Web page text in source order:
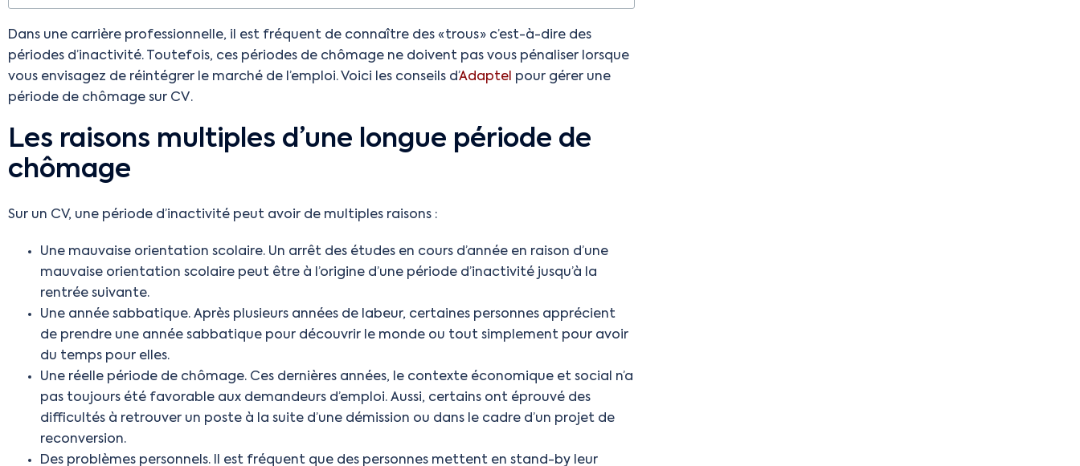
Dans une carrière professionnelle, il est fréquent de connaître des « trous » c’est-à-dire des
périodes d’inactivité. Toutefois, ces périodes de chômage ne doivent pas vous pénaliser lorsque
vous envisagez de réintégrer le marché de l’emploi. Voici les conseils d’Adaptel pour gérer une
période de chômage sur CV .
Les raisons multiples d’une longue période de
chômage
Sur un CV, une période d’inactivité peut avoir de multiples raisons :
Une mauvaise orientation scolaire. Un arrêt des études en cours d’année en raison d’une
mauvaise orientation scolaire peut être à l’origine d’une période d’inactivité jusqu’à la
rentrée suivante.
Une année sabbatique. Après plusieurs années de labeur, certaines personnes apprécient
de prendre une année sabbatique pour découvrir le monde ou tout simplement pour avoir
du temps pour elles.
Une réelle période de chômage. Ces dernières années, le contexte économique et social n’a
pas toujours été favorable aux demandeurs d’emploi. Aussi, certains ont éprouvé des
difficultés à retrouver un poste à la suite d’une démission ou dans le cadre d’un projet de
reconversion.
Des problèmes personnels. Il est fréquent que des personnes mettent en stand-by leur